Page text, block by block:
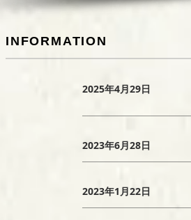
INFORMATION
2025年4月29日
2023年6月28日
2023年1月22日